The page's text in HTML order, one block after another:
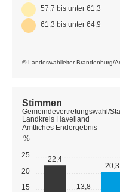
© Landeswahlleiter Brandenburg/
57,7 bis unter 61,3
61,3 bis unter 64,9
15
20
25
%
22,4
13,8
20,3
Stimmen
Gemeindevertretungswahl/
Landkreis Havelland
Amtliches Endergebnis